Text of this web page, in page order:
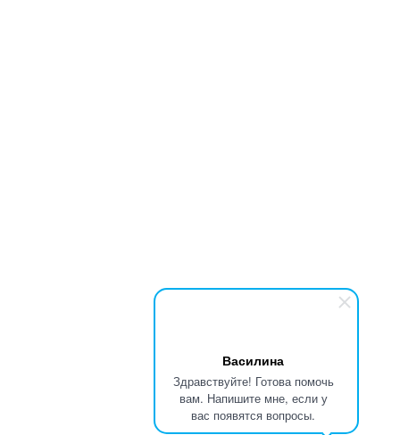
Василина
Здравствуйте! Готова помочь
вам. Напишите мне, если у
вас появятся вопросы.